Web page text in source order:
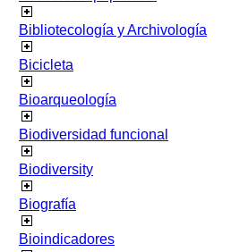
Bibliotecología y Archivología
Bicicleta
Bioarqueología
Biodiversidad funcional
Biodiversity
Biografía
Bioindicadores